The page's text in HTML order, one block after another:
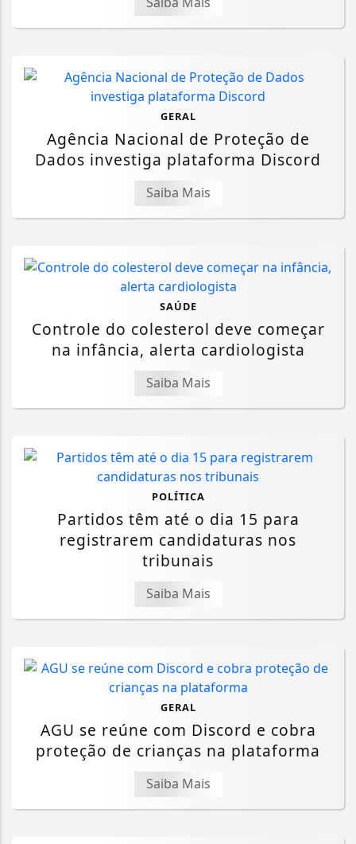
GERAL
Agência Nacional de Proteção de
Dados investiga plataforma Discord
Saiba Mais
SAÚDE
Controle do colesterol deve começar
na infância, alerta cardiologista
Saiba Mais
POLÍTICA
Partidos têm até o dia 15 para
registrarem candidaturas nos
tribunais
Saiba Mais
GERAL
AGU se reúne com Discord e cobra
proteção de crianças na plataforma
Saiba Mais